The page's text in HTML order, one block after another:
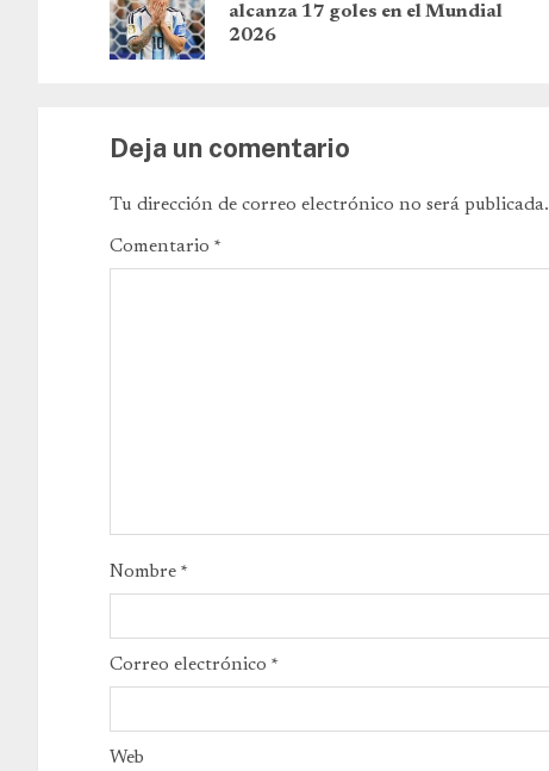
alcanza 17 goles en el Mundial
2026
Deja un comentario
Tu dirección de correo electrónico no será publicada.
Comentario *
Nombre *
Correo electrónico *
Web